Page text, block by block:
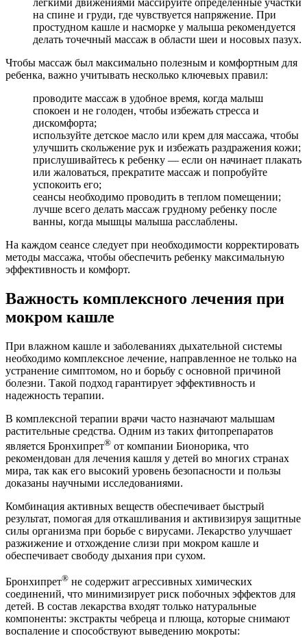
на спине и груди, где чувствуется напряжение. При
простудном кашле и насморке у малыша рекомендуется
делать точечный массаж в области шеи и носовых пазух.
Чтобы массаж был максимально полезным и комфортным для
ребенка, важно учитывать несколько ключевых правил:
проводите массаж в удобное время, когда малыш
спокоен и не голоден, чтобы избежать стресса и
дискомфорта;
используйте детское масло или крем для массажа, чтобы
улучшить скольжение рук и избежать раздражения кожи;
прислушивайтесь к ребенку — если он начинает плакать
или жаловаться, прекратите массаж и попробуйте
успокоить его;
сеансы необходимо проводить в теплом помещении;
лучше всего делать массаж грудному ребенку после
ванны, когда мышцы малыша расслаблены.
На каждом сеансе следует при необходимости корректировать
методы массажа, чтобы обеспечить ребенку максимальную
эффективность и комфорт.
Важность комплексного лечения при
мокром кашле
При влажном кашле и заболеваниях дыхательной системы
необходимо комплексное лечение, направленное не только на
устранение симптомом, но и борьбу с основной причиной
болезни. Такой подход гарантирует эффективность и
надежность терапии.
В комплексной терапии врачи часто назначают малышам
растительные средства. Одним из таких фитопрепаратов
является Бронхипрет® от компании Бионорика, что
рекомендован для лечения кашля у детей во многих странах
мира, так как его высокий уровень безопасности и пользы
доказаны научными исследованиями.
Комбинация активных веществ обеспечивает быстрый
результат, помогая для откашливания и активизируя защитные
силы организма при борьбе с вирусами. Лекарство улучшает
разжижение и отхождение слизи при мокром кашле и
обеспечивает свободу дыхания при сухом.
Бронхипрет® не содержит агрессивных химических
соединений, что минимизирует риск побочных эффектов для
детей. В состав лекарства входят только натуральные
компоненты: экстракты чебреца и плюща, которые снимают
воспаление и способствуют выведению мокроты: